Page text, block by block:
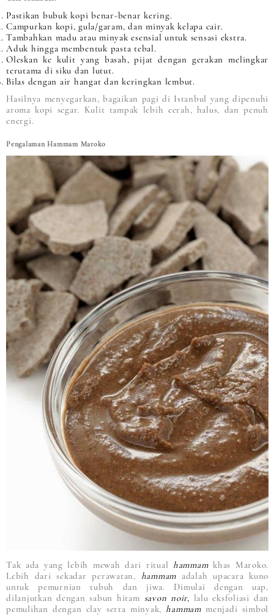
Pastikan bubuk kopi benar-benar kering.
Campurkan kopi, gula/garam, dan minyak kelapa cair.
Tambahkan madu atau minyak esensial untuk sensasi ekstra.
Aduk hingga membentuk pasta tebal.
Oleskan ke kulit yang basah, pijat dengan gerakan melingkar
terutama di siku dan lutut.
Bilas dengan air hangat dan keringkan lembut.
Hasilnya menyegarkan, bagaikan pagi di Istanbul yang dipenuhi
aroma kopi segar. Kulit tampak lebih cerah, halus, dan penuh
energi.
Pengalaman Hammam Maroko
Tak ada yang lebih mewah dari ritual hammam khas Maroko.
Lebih dari sekadar perawatan, hammam adalah upacara kuno
untuk pemurnian tubuh dan jiwa. Dimulai dengan uap,
dilanjutkan dengan sabun hitam savon noir, lalu eksfoliasi dan
pemulihan dengan clay serta minyak,hammammenjadi simbol